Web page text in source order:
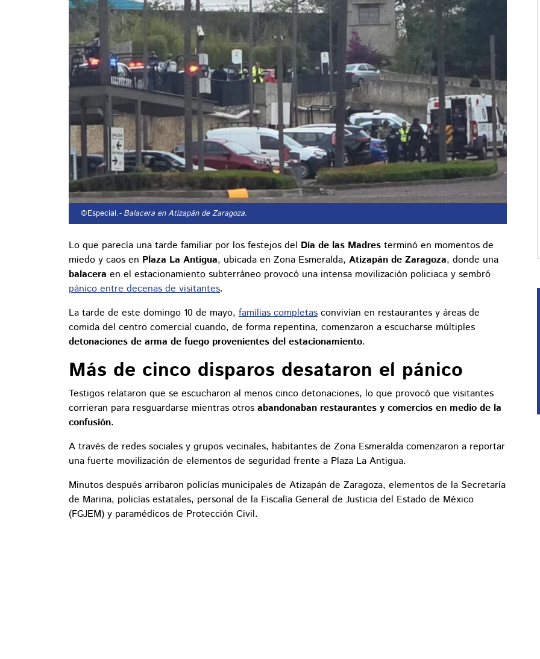
©Especial.- Balacera en Atizapán de Zaragoza.
Lo que parecía una tarde familiar por los festejos del Día de las Madres terminó en momentos de
miedo y caos en Plaza La Antigua, ubicada en Zona Esmeralda, Atizapán de Zaragoza, donde una
balacera en el estacionamiento subterráneo provocó una intensa movilización policiaca y sembró
pánico entre decenas de visitantes.
La tarde de este domingo 10 de mayo, familias completas convivían en restaurantes y áreas de
comida del centro comercial cuando, de forma repentina, comenzaron a escucharse múltiples
detonaciones de arma de fuego provenientes del estacionamiento.
Más de cinco disparos desataron el pánico
Testigos relataron que se escucharon al menos cinco detonaciones, lo que provocó que visitantes
corrieran para resguardarse mientras otros abandonaban restaurantes y comercios en medio de la
confusión.
A través de redes sociales y grupos vecinales, habitantes de Zona Esmeralda comenzaron a reportar
una fuerte movilización de elementos de seguridad frente a Plaza La Antigua.
Minutos después arribaron policías municipales de Atizapán de Zaragoza, elementos de la Secretaría
de Marina, policías estatales, personal de la Fiscalía General de Justicia del Estado de México
(FGJEM) y paramédicos de Protección Civil.